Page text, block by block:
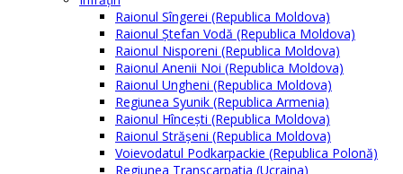
Raionul Sîngerei (Republica Moldova)
Raionul Ștefan Vodă (Republica Moldova)
Raionul Nisporeni (Republica Moldova)
Raionul Anenii Noi (Republica Moldova)
Raionul Ungheni (Republica Moldova)
Regiunea Syunik (Republica Armenia)
Raionul Hîncești (Republica Moldova)
Raionul Străşeni (Republica Moldova)
Voievodatul Podkarpackie (Republica Polonă)
Regiunea Transcarpatia (Ucraina)